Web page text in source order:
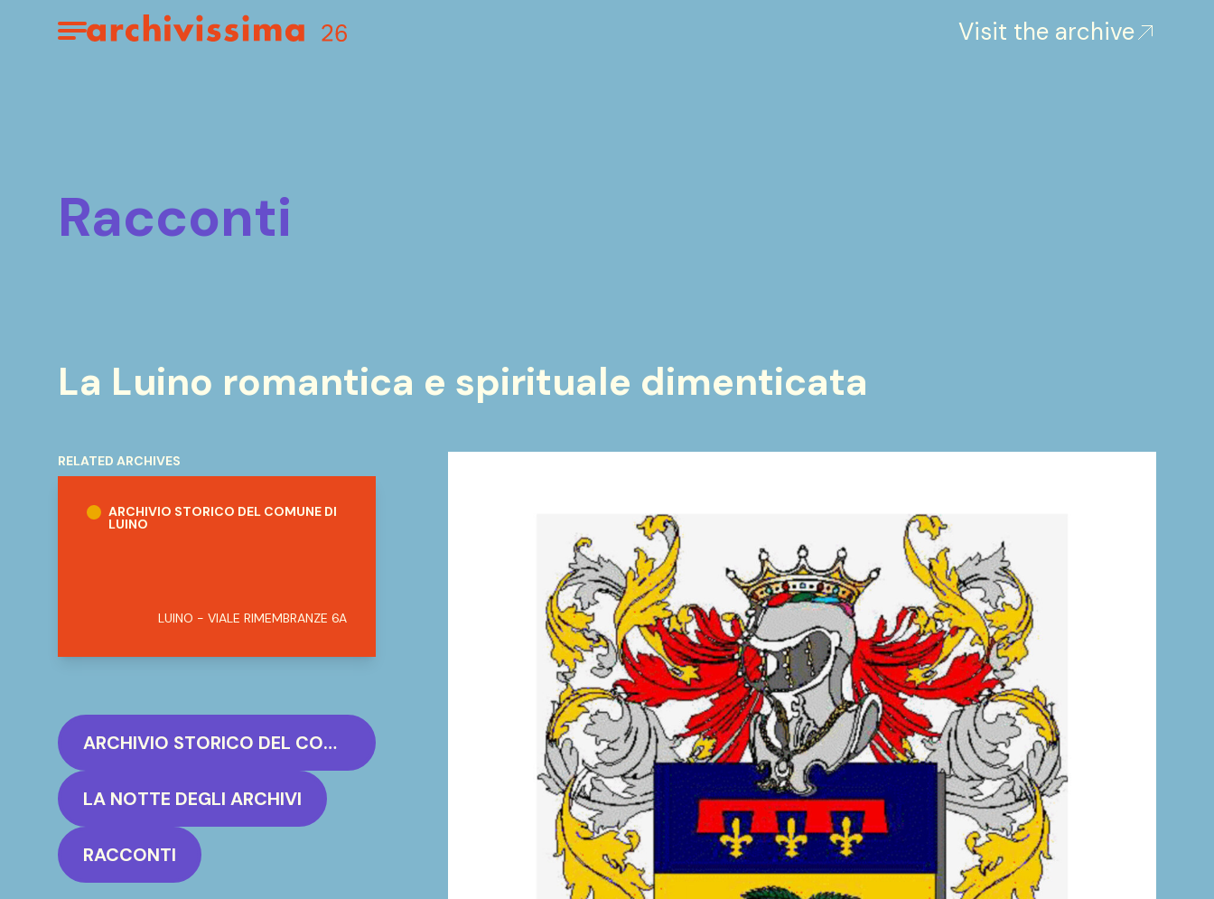
Home page
Apri il menu Visit the archive
racconti
La Luino romantica e spirituale dimenticata
RELATED ARCHIVES
ARCHIVIO STORICO DEL COMUNE DI
LUINO
LUINO - VIALE RIMEMBRANZE 6A
ARCHIVIO STORICO DEL COMUNE DI LUINO
LA NOTTE DEGLI ARCHIVI
RACCONTI